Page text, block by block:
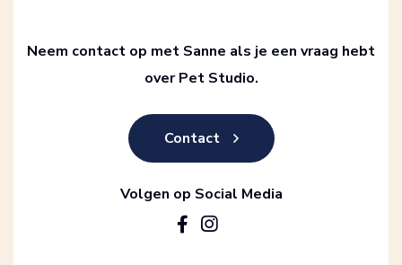
Neem contact op met Sanne als je een vraag hebt
over Pet Studio.
Contact
Volgen op Social Media